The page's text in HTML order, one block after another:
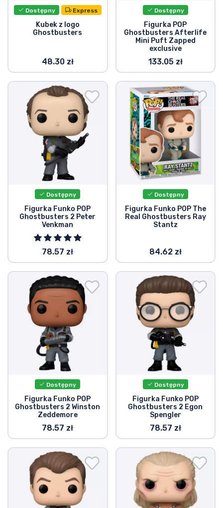
Dostępny Express
Kubek z logo
Ghostbusters
48.30 zł
Dostępny
Figurka POP
Ghostbusters Afterlife
Mini Puft Zapped
exclusive
133.05 zł
Dostępny
Figurka Funko POP
Ghostbusters 2 Peter
Venkman
78.57 zł
Dostępny
Figurka Funko POP The
Real Ghostbusters Ray
Stantz
84.62 zł
Dostępny
Figurka Funko POP
Ghostbusters 2 Winston
Zeddemore
78.57 zł
Dostępny
Figurka Funko POP
Ghostbusters 2 Egon
Spengler
78.57 zł